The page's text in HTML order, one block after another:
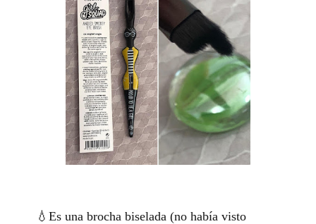
💧Es una brocha biselada (no había visto